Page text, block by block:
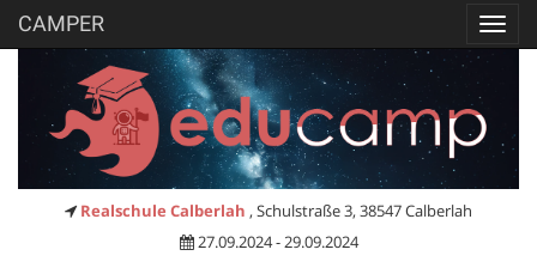
CAMPER
Realschule Calberlah , Schulstraße 3, 38547 Calberlah
27.09.2024 - 29.09.2024